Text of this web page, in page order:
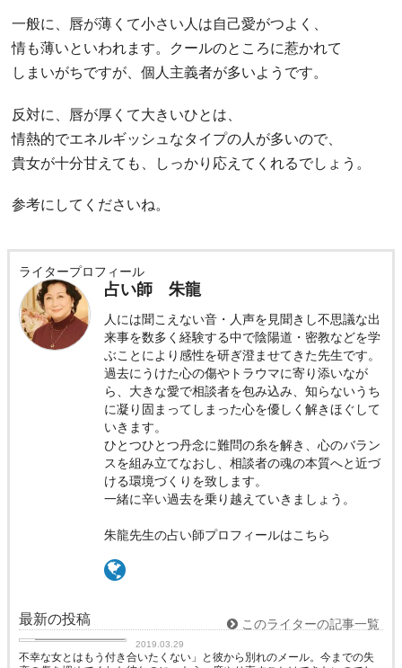
一般に、唇が薄くて小さい人は自己愛がつよく、
情も薄いといわれます。クールのところに惹かれて
しまいがちですが、個人主義者が多いようです。
反対に、唇が厚くて大きいひとは、
情熱的でエネルギッシュなタイプの人が多いので、
貴女が十分甘えても、しっかり応えてくれるでしょう。
参考にしてくださいね。
ライタープロフィール
占い師 朱龍
人には聞こえない音・人声を見聞きし不思議な出
来事を数多く経験する中で陰陽道・密教などを学
ぶことにより感性を研ぎ澄ませてきた先生です。
過去にうけた心の傷やトラウマに寄り添いなが
ら、大きな愛で相談者を包み込み、知らないうち
に凝り固まってしまった心を優しく解きほぐして
いきます。
ひとつひとつ丹念に難問の糸を解き、心のバラン
スを組み立てなおし、相談者の魂の本質へと近づ
ける環境づくりを致します。
一緒に辛い過去を乗り越えていきましょう。
朱龍先生の占い師プロフィールはこちら
最新の投稿 このライターの記事一覧
2019.03.29
不幸な女とはもう付き合いたくない」と彼から別れのメール。今までの失